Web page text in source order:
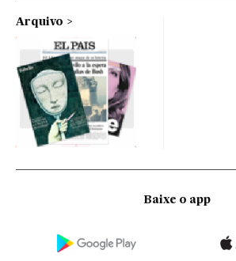
Arquivo
Baixe o app